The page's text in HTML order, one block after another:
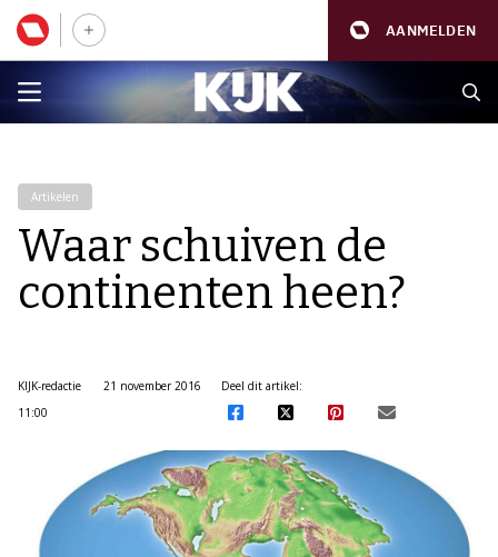
AANMELDEN
Artikelen
Waar schuiven de
continenten heen?
KIJK-redactie
21 november 2016
11:00
Deel dit artikel: